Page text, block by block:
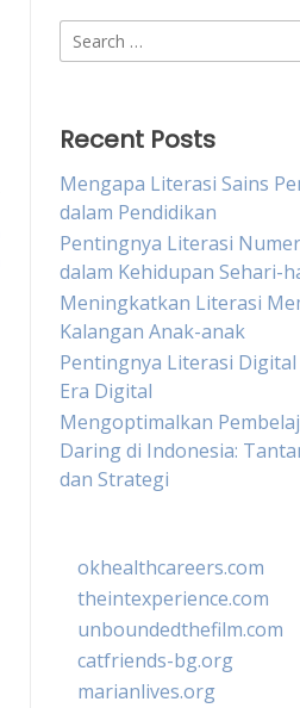
Search
for:
Recent Posts
Mengapa Literasi Sains
dalam Pendidikan
Pentingnya Literasi
dalam Kehidupan Sehari-
Meningkatkan Literasi
Kalangan Anak-anak
Pentingnya Literasi Digital
Era Digital
Mengoptimalkan
Daring di Indonesia:
dan Strategi
okhealthcareers.com
theintexperience.com
unboundedthefilm.com
catfriends-bg.org
marianlives.org